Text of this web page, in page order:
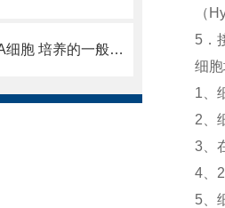
人宫颈癌细胞C-33A细胞 培养的一般过程
（
5．
细
1、
2、
3、
4、
5、